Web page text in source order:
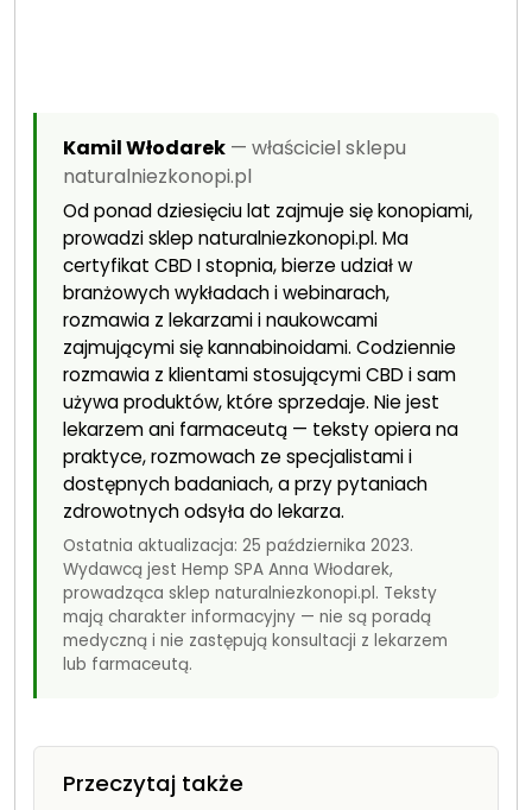
Kamil Włodarek — właściciel sklepu
naturalniezkonopi.pl
Od ponad dziesięciu lat zajmuje się konopiami,
prowadzi sklep naturalniezkonopi.pl. Ma
certyfikat CBD I stopnia, bierze udział w
branżowych wykładach i webinarach,
rozmawia z lekarzami i naukowcami
zajmującymi się kannabinoidami. Codziennie
rozmawia z klientami stosującymi CBD i sam
używa produktów, które sprzedaje. Nie jest
lekarzem ani farmaceutą — teksty opiera na
praktyce, rozmowach ze specjalistami i
dostępnych badaniach, a przy pytaniach
zdrowotnych odsyła do lekarza.
Ostatnia aktualizacja: 25 października 2023.
Wydawcą jest Hemp SPA Anna Włodarek,
prowadząca sklep naturalniezkonopi.pl. Teksty
mają charakter informacyjny — nie są poradą
medyczną i nie zastępują konsultacji z lekarzem
lub farmaceutą.
Przeczytaj także